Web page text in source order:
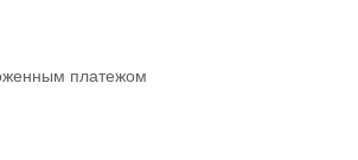
платежом